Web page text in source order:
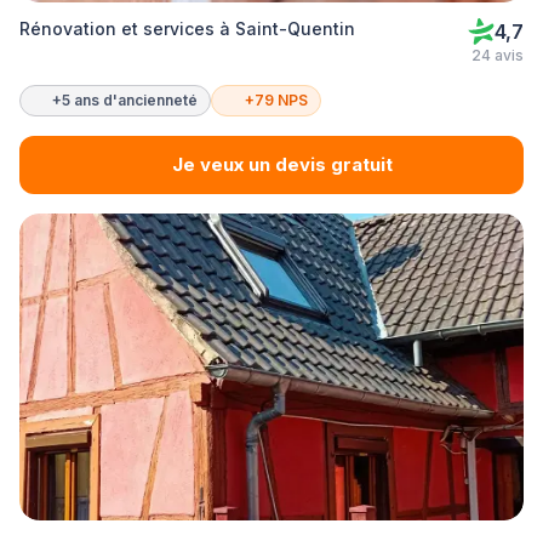
Rénovation et services à Saint-Quentin 4,7
24 avis
+5 ans d'ancienneté +79 NPS
Je veux un devis gratuit